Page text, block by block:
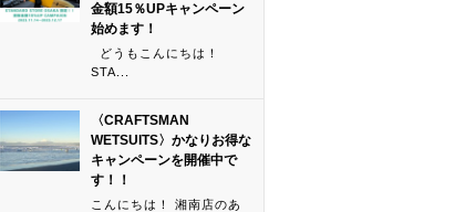
金額15％UPキャンペーン
始めます！
どうもこんにちは！
STA...
〈CRAFTSMAN
WETSUITS〉かなりお得な
キャンペーンを開催中で
す！！
こんにちは！ 湘南店のあ